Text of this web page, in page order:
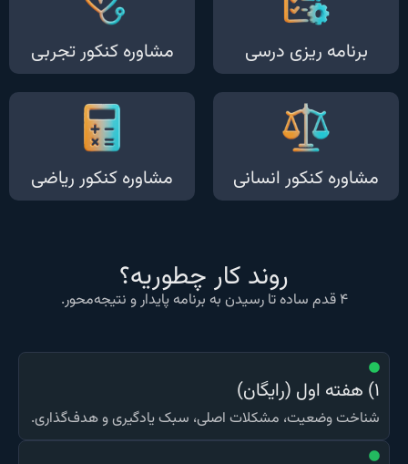
برنامه ریزی درسی مشاوره کنکور تجربی
مشاوره کنکور انسانی مشاوره کنکور ریاضی
روند کار چطوریه؟
۴ قدم ساده تا رسیدن به برنامه پایدار و نتیجه‌محور.
۱) هفته اول (رایگان)
شناخت وضعیت، مشکلات اصلی، سبک یادگیری و هدف‌گذاری.